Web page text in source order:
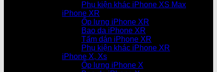
Phụ kiện khác iPhone XS Max
iPhone XR
Ốp lưng iPhone XR
Bao da iPhone XR
Tấm dán iPhone XR
Phụ kiện khác iPhone XR
iPhone X, Xs
Ốp lưng iPhone X